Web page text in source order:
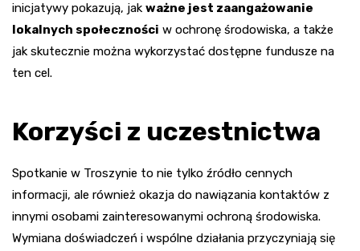
inicjatywy pokazują, jak ważne jest zaangażowanie
lokalnych społeczności w ochronę środowiska, a także
jak skutecznie można wykorzystać dostępne fundusze na
ten cel.
Korzyści z uczestnictwa
Spotkanie w Troszynie to nie tylko źródło cennych
informacji, ale również okazja do nawiązania kontaktów z
innymi osobami zainteresowanymi ochroną środowiska.
Wymiana doświadczeń i wspólne działania przyczyniają się